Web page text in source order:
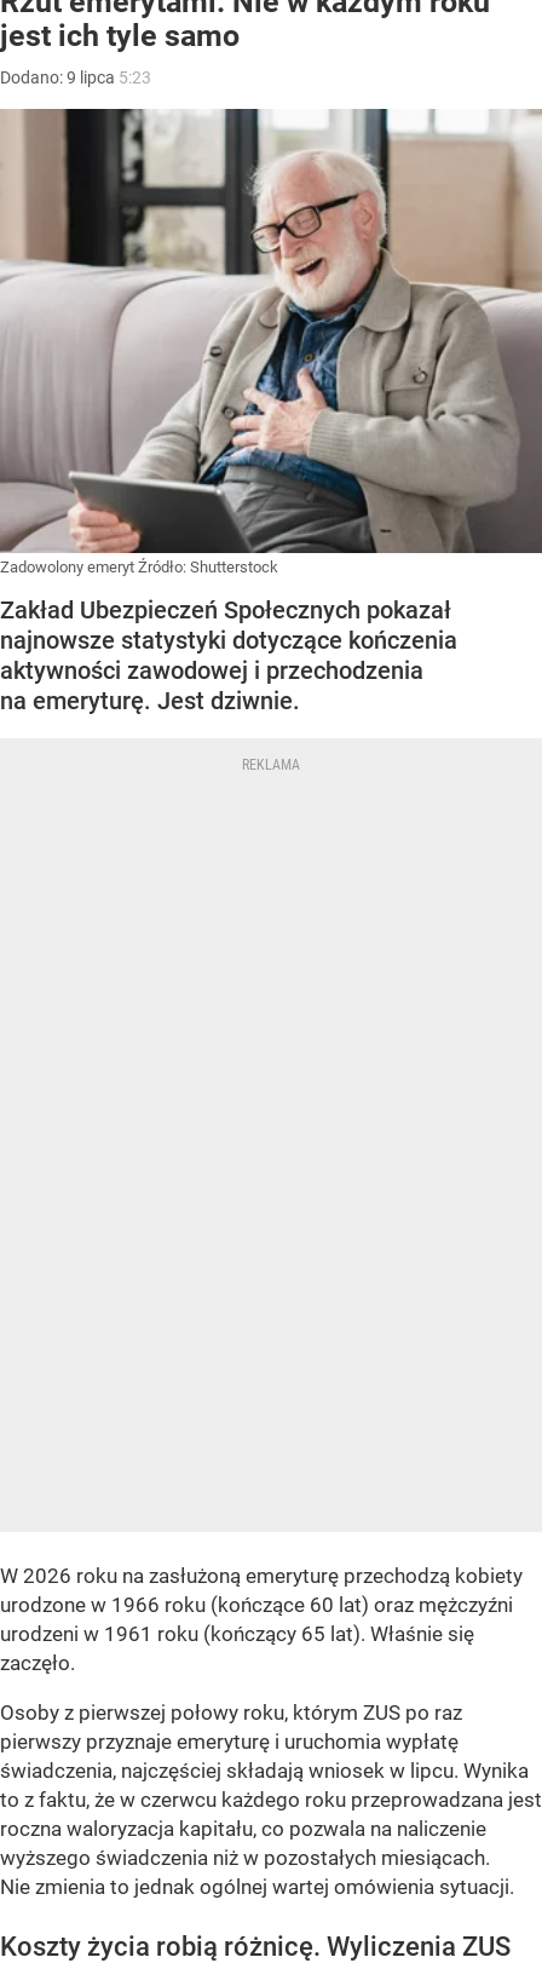
jest ich tyle samo
Dodano:9 lipca 5:23
Zadowolony emeryt Źródło: Shutterstock
Zakład Ubezpieczeń Społecznych pokazał
najnowsze statystyki dotyczące kończenia
aktywności zawodowej i przechodzenia
na emeryturę. Jest dziwnie.
W 2026 roku na zasłużoną emeryturę przechodzą kobiety
urodzone w 1966 roku (kończące 60 lat) oraz mężczyźni
urodzeni w 1961 roku (kończący 65 lat). Właśnie się
zaczęło.
Osoby z pierwszej połowy roku, którym ZUS po raz
pierwszy przyznaje emeryturę i uruchomia wypłatę
świadczenia, najczęściej składają wniosek w lipcu. Wynika
to z faktu, że w czerwcu każdego roku przeprowadzana jest
roczna waloryzacja kapitału, co pozwala na naliczenie
wyższego świadczenia niż w pozostałych miesiącach.
Nie zmienia to jednak ogólnej wartej omówienia sytuacji.
Koszty życia robią różnicę. Wyliczenia ZUS